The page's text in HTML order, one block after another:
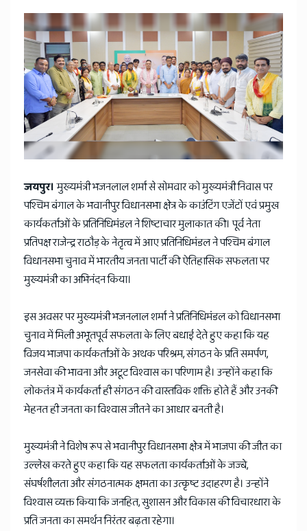
जयपुर।मुख्यमंत्री भजनलाल शर्मा से सोमवार को मुख्यमंत्री निवास पर
पश्चिम बंगाल के भवानीपुर विधानसभा क्षेत्र के काउंटिंग एजेंटों एवं प्रमुख
कार्यकर्ताओं के प्रतिनिधिमंडल ने शिष्टाचार मुलाकात की। पूर्व नेता
प्रतिपक्ष राजेन्द्र राठौड़ के नेतृत्व में आए प्रतिनिधिमंडल ने पश्चिम बंगाल
विधानसभा चुनाव में भारतीय जनता पार्टी की ऐतिहासिक सफलता पर
मुख्यमंत्री का अभिनंदन किया।
इस अवसर पर मुख्यमंत्री भजनलाल शर्मा ने प्रतिनिधिमंडल को विधानसभा
चुनाव में मिली अभूतपूर्व सफलता के लिए बधाई देते हुए कहा कि यह
विजय भाजपा कार्यकर्ताओं के अथक परिश्रम, संगठन के प्रति समर्पण,
जनसेवा की भावना और अटूट विश्वास का परिणाम है। उन्होंने कहा कि
लोकतंत्र में कार्यकर्ता ही संगठन की वास्तविक शक्ति होते हैं और उनकी
मेहनत ही जनता का विश्वास जीतने का आधार बनती है।
मुख्यमंत्री ने विशेष रूप से भवानीपुर विधानसभा क्षेत्र में भाजपा की जीत का
उल्लेख करते हुए कहा कि यह सफलता कार्यकर्ताओं के जज्बे,
संघर्षशीलता और संगठनात्मक क्षमता का उत्कृष्ट उदाहरण है। उन्होंने
विश्वास व्यक्त किया कि जनहित, सुशासन और विकास की विचारधारा के
प्रति जनता का समर्थन निरंतर बढ़ता रहेगा।